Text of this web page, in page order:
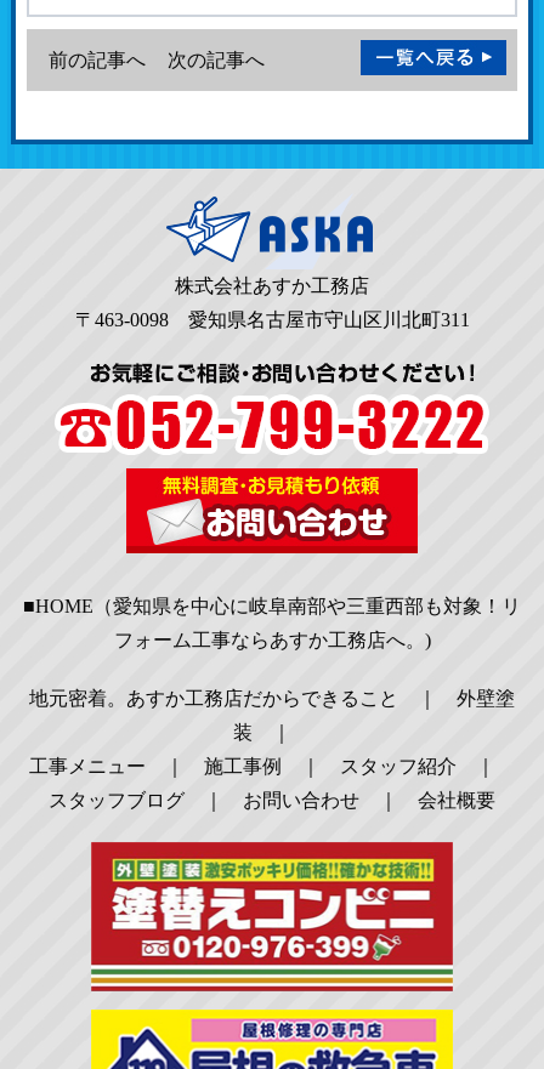
前の記事へ 次の記事へ
株式会社あすか工務店
〒463-0098 愛知県名古屋市守山区川北町311
■HOME（愛知県を中心に岐阜南部や三重西部も対象！リ
フォーム工事ならあすか工務店へ。)
地元密着。あすか工務店だからできること
外壁塗
装
工事メニュー
施工事例 スタッフ紹介
スタッフブログ
お問い合わせ 会社概要